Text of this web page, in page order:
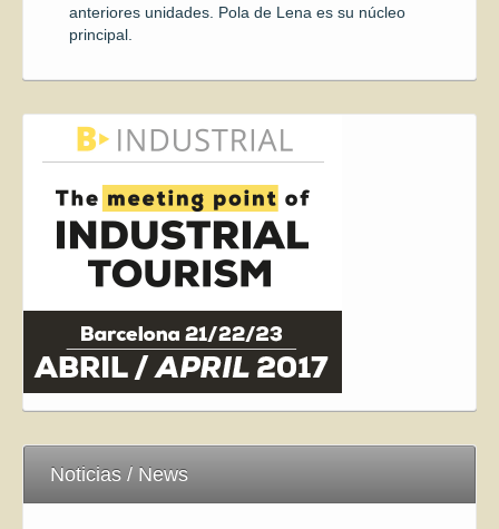
anteriores unidades. Pola de Lena es su núcleo
principal.
Noticias / News